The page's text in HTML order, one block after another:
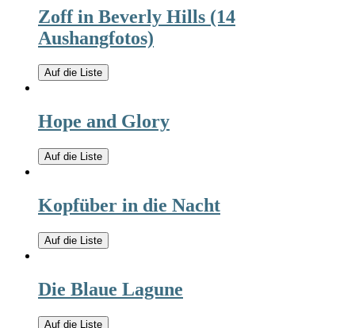
Zoff in Beverly Hills (14
Aushangfotos)
Auf die Liste
Hope and Glory
Auf die Liste
Kopfüber in die Nacht
Auf die Liste
Die Blaue Lagune
Auf die Liste